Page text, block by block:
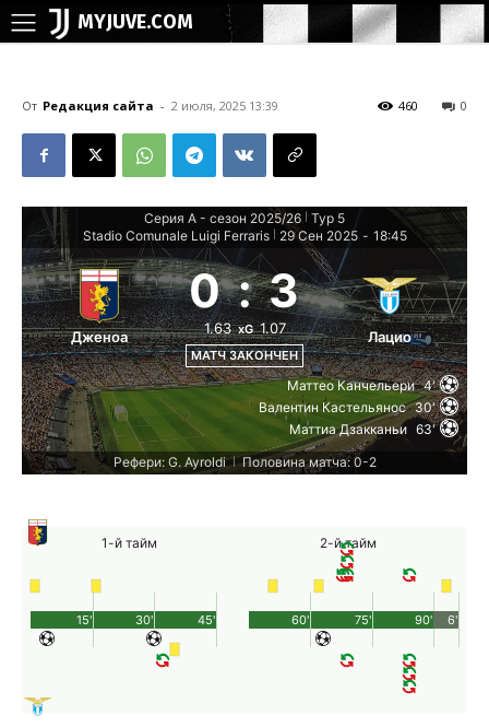
MYJUVE.COM
От Редакция сайта - 2 июля, 2025 13:39 0
460
Серия А - сезон 2025/26 Тур 5
Stadio Comunale Luigi Ferraris
29 Сен 2025 - 18:45
Дженоа
0 : 3
1.63 xG 1.07
МАТЧ ЗАКОНЧЕН
Лацио
Маттео Канчельери 4'
Валентин Кастельянос 30'
Маттиа Дзакканьи 63'
Рефери: G. Ayroldi | Половина матча: 0-2
1-й тайм
45'
15' 30'
2-й тайм
90'
60' 75' 6'